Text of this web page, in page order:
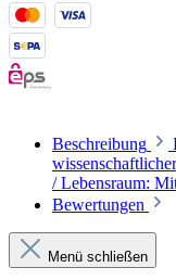
Beschreibung
/ Lebensraum:
Bewertungen
Menü schließen